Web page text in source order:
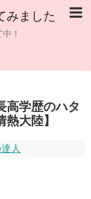
みました
！
高学歴のハタ
大陸】
人